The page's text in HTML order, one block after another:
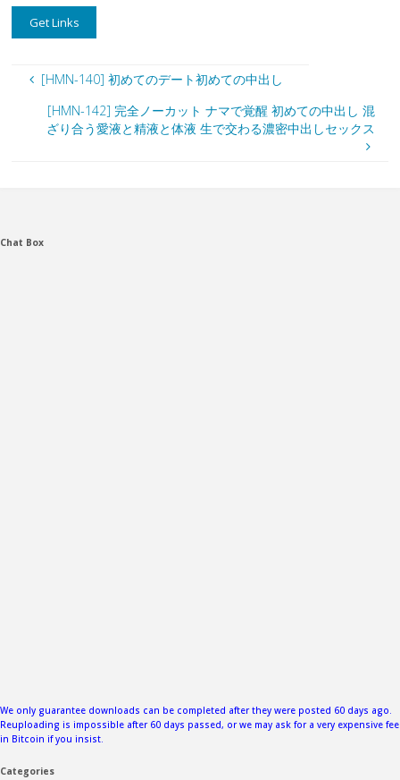
[HMN-140] 初めてのデート初めての中出し
[HMN-142] 完全ノーカット ナマで覚醒 初めての中出し 混
ざり合う愛液と精液と体液 生で交わる濃密中出しセックス
Chat Box
We only guarantee downloads can be completed after they were posted 60 days ago.
Reuploading is impossible after 60 days passed, or we may ask for a very expensive fee
in Bitcoin if you insist.
Categories